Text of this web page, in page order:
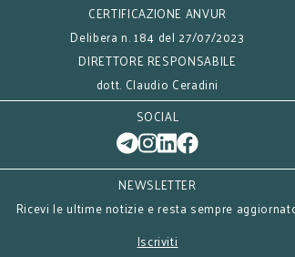
CERTIFICAZIONE ANVUR
Delibera n. 184 del 27/07/2023
DIRETTORE RESPONSABILE
dott. Claudio Ceradini
SOCIAL
NEWSLETTER
Ricevi le ultime notizie e resta sempre
Iscriviti